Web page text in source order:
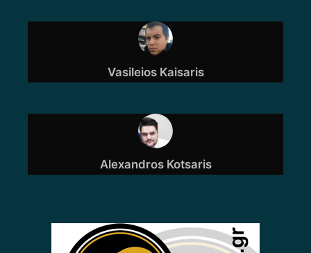
Vasileios Kaisaris
Alexandros Kotsaris